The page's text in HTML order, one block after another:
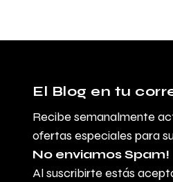
El Blog en tu
Recibe semanalmente
ofertas especiales para
No enviamos Spam!
Al suscribirte estás